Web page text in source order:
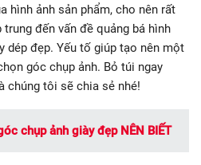
hình ảnh sản phẩm, cho nên rất
đến vấn đề quảng bá hình
dép đẹp. Yếu tố giúp tạo nên một
góc chụp ảnh. Bỏ túi ngay
chúng tôi sẽ chia sẻ nhé!
chụp ảnh giày đẹp NÊN BIẾT